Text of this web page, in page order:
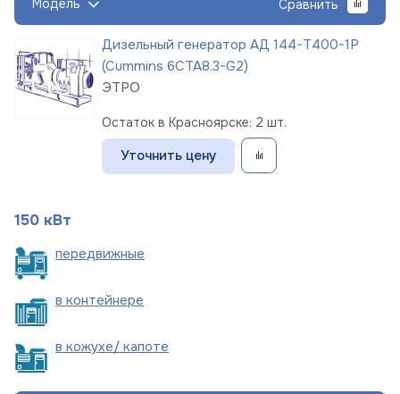
Модель Сравнить
Дизельный генератор АД 144-Т400-1Р
(Cummins 6CTA8.3-G2)
ЭТРО
Остаток в Красноярске: 2 шт.
Уточнить цену
150 кВт
передвижные
в контейнере
в кожухе/ капоте